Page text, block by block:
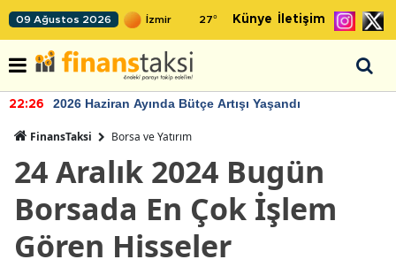
09 Ağustos 2026 27° Künye İletişim
22:26 2026 Haziran Ayında Bütçe Artışı Yaşandı
FinansTaksi Borsa ve Yatırım
24 Aralık 2024 Bugün
Borsada En Çok İşlem
Gören Hisseler